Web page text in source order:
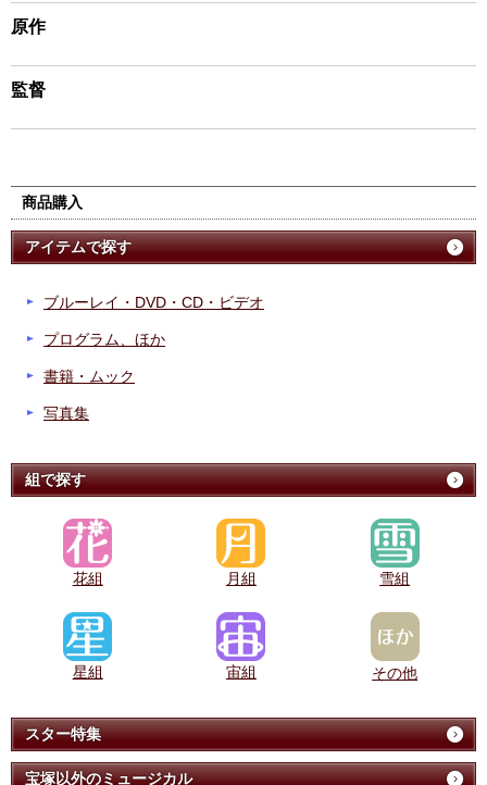
原作
監督
商品購入
アイテムで探す
ブルーレイ・DVD・CD・ビデオ
プログラム、ほか
書籍・ムック
写真集
組で探す
花組 月組 雪組
星組 宙組 その他
スター特集
宝塚以外のミュージカル